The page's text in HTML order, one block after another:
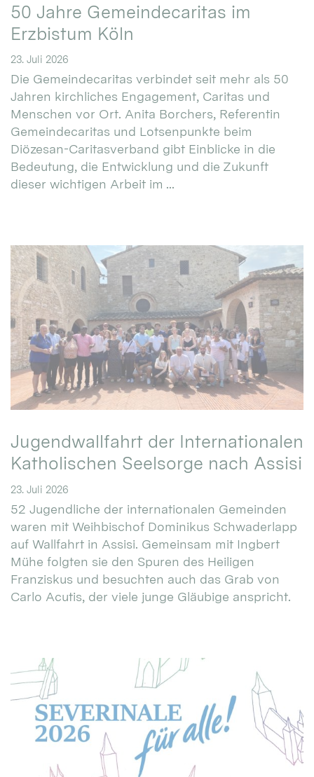
50 Jahre Gemeindecaritas im
Erzbistum Köln
23. Juli 2026
Die Gemeindecaritas verbindet seit mehr als 50
Jahren kirchliches Engagement, Caritas und
Menschen vor Ort. Anita Borchers, Referentin
Gemeindecaritas und Lotsenpunkte beim
Diözesan-Caritasverband gibt Einblicke in die
Bedeutung, die Entwicklung und die Zukunft
dieser wichtigen Arbeit im ...
Jugendwallfahrt der Internationalen
Katholischen Seelsorge nach Assisi
23. Juli 2026
52 Jugendliche der internationalen Gemeinden
waren mit Weihbischof Dominikus Schwaderlapp
auf Wallfahrt in Assisi. Gemeinsam mit Ingbert
Mühe folgten sie den Spuren des Heiligen
Franziskus und besuchten auch das Grab von
Carlo Acutis, der viele junge Gläubige anspricht.